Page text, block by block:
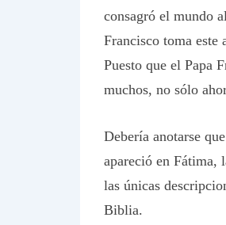
consagró el mundo
Francisco toma este
Puesto que el Papa
muchos, no sólo
Debería anotarse
apareció en Fátima,
las únicas
Biblia.